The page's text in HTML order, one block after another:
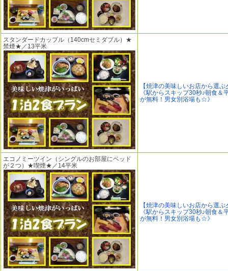
スタンダードカップル（140cmセミダブル）★
禁煙★／13平米
【焼津の美味しいお店から選ぶ
《駅からスキップ30秒♪朝食＆
が無料！男女別浴場も☆》
エコノミーツイン（シングルのお部屋にベッド
が２つ）★喫煙★／14平米
【焼津の美味しいお店から選ぶ
《駅からスキップ30秒♪朝食＆
が無料！男女別浴場も☆》